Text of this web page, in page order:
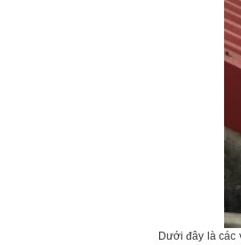
Dưới đây là các